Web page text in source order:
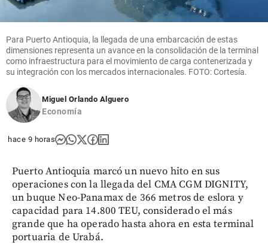
Para Puerto Antioquia, la llegada de una embarcación de estas
dimensiones representa un avance en la consolidación de la terminal
como infraestructura para el movimiento de carga contenerizada y
su integración con los mercados internacionales. FOTO: Cortesía.
Miguel Orlando Alguero
Economía
hace 9 horas
Puerto Antioquia marcó un nuevo hito en sus
operaciones con la llegada del CMA CGM DIGNITY,
un buque Neo-Panamax de 366 metros de eslora y
capacidad para 14.800 TEU, considerado el más
grande que ha operado hasta ahora en esta terminal
portuaria de Urabá.